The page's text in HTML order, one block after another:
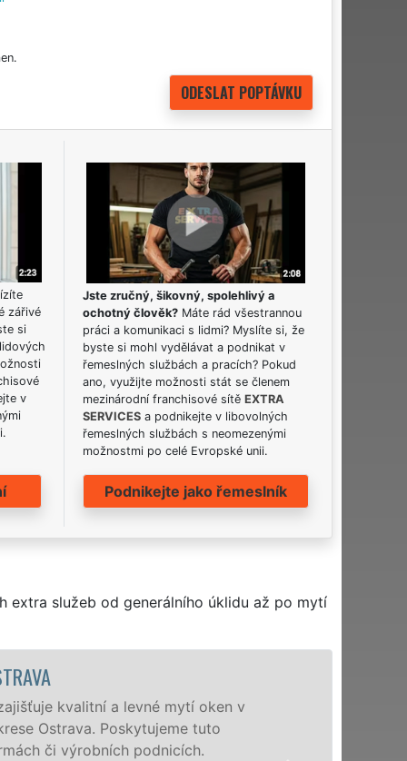
zářivé
si
v
Jste zručný, šikovný, spolehlivý a
ochotný člověk? Máte rád všestrannou
práci a komunikaci s lidmi? Myslíte si, že
byste si mohl vydělávat a podnikat v
řemeslných službách a pracích? Pokud
ano, využijte možnosti stát se členem
mezinárodní franchisové sítěEXTRA
SERVICES a podnikejte v libovolných
řemeslných službách s neomezenými
možnostmi po celé Evropské unii.
Podnikejte jako řemeslník
extra služeb od generálního úklidu až po mytí
kvalitní a levné mytí oken v
Ostrava. Poskytujeme tuto
či výrobních podnicích.